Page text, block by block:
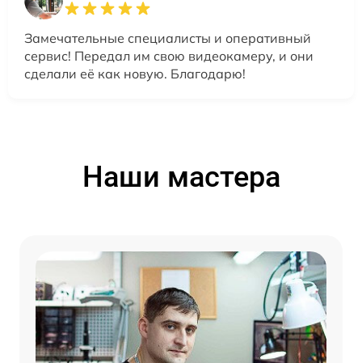
Замечательные специалисты и оперативный
сервис! Передал им свою видеокамеру, и они
сделали её как новую. Благодарю!
Наши мастера